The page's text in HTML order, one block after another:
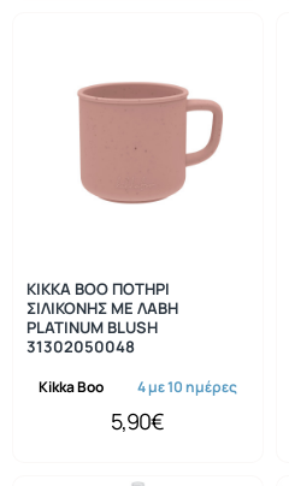
Kikka Boo 4 με 10 ημέρες
KIKKA BOO ΠΟΤΗΡΙ
ΣΙΛΙΚΟΝΗΣ ΜΕ ΛΑΒΗ
PLATINUM BLUSH
31302050048
5,90€